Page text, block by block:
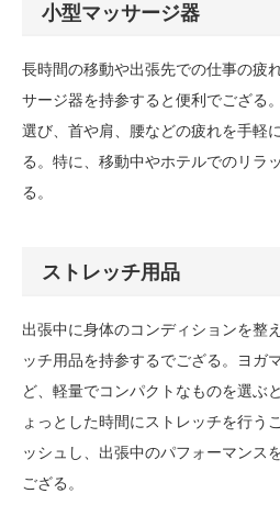
小型マッサージ器
長時間の移動や出張先での仕事の疲
サージ器を持参すると便利でござる
選び、首や肩、腰などの疲れを手軽
る。特に、移動中やホテルでのリラ
る。
ストレッチ用品
出張中に身体のコンディションを整
ッチ用品を持参するでござる。ヨガ
ど、軽量でコンパクトなものを選ぶ
ょっとした時間にストレッチを行う
ッシュし、出張中のパフォーマンス
ござる。